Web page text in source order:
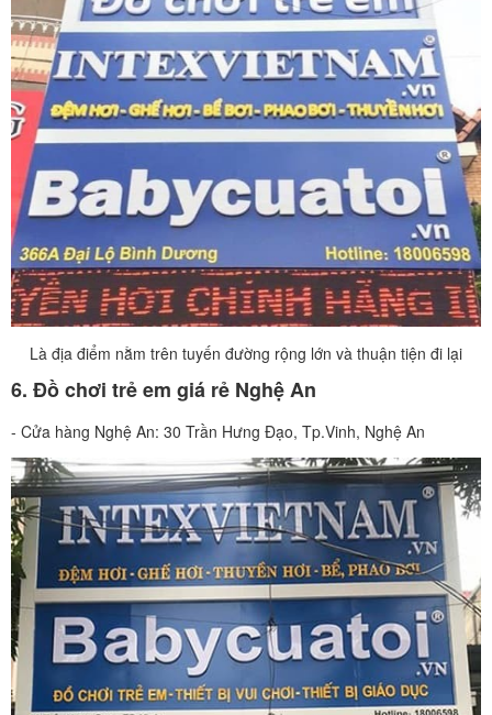
Là địa điểm nằm trên tuyến đường rộng lớn và thuận tiện đi lại
6. Đồ chơi trẻ em giá rẻ Nghệ An
- Cửa hàng Nghệ An: 30 Trần Hưng Đạo, Tp.Vinh, Nghệ An